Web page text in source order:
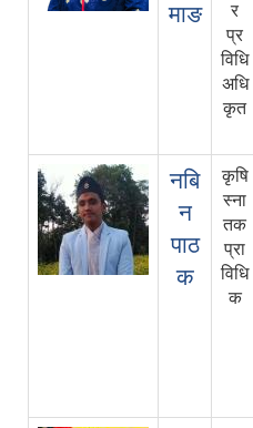
माङ
र
प्र
विधि
अधि
कृत
नबि
न
पाठ
क
कृषि
स्ना
तक
प्रा
विधि
क